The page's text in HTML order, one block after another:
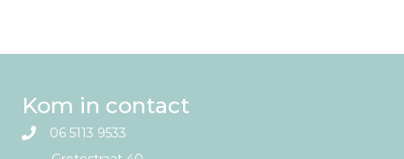
Kom in contact
06 5113 9533